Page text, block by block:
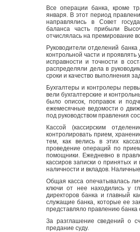
Все операции банка, кроме
января. В этот период
направлялись в Совет
баланса часть прибыли
отчислялась на премирование
Руководители отделений
контрольной части и
исправности и точности в
распределяли дела в
сроки и качество выполнения
Бухгалтеры и контролеры
вели бухгалтерские и
было описок, поправок и
ежемесячные ведомости о
под руководством правления
Кассой (кассирским
контролировать прием,
тем, как велись в этих
проведение операций по
помощники. Ежедневно в
кассиров записки о принятых
наличности и вкладов.
Общая касса опечатывалась
ключи от нее находились у
директоров банка и главный
служащие банка, которые ее
представляло правлению банка
За разглашение сведений о
предание суду.